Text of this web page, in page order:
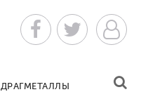
ДРАГМЕТАЛЛЫ